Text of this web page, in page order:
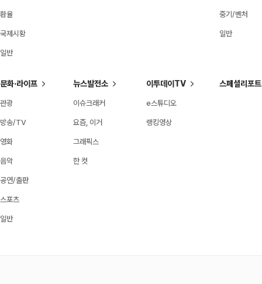
환율
국제시황
일반
중기/벤처
일반
문화·라이프
관광
방송/TV
영화
음악
공연/출판
스포츠
일반
뉴스발전소
이슈크래커
요즘, 이거
그래픽스
한 컷
이투데이TV
e스튜디오
랭킹영상
스페셜리포트